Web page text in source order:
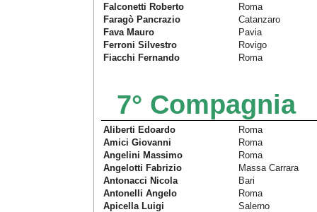
Falconetti Roberto
Roma
Faragò Pancrazio
Catanzaro
Fava Mauro
Pavia
Ferroni Silvestro
Rovigo
Fiacchi Fernando
Roma
7° Compagnia
Aliberti Edoardo
Roma
Amici Giovanni
Roma
Angelini Massimo
Roma
Angelotti Fabrizio
Massa Carrara
Antonacci Nicola
Bari
Antonelli Angelo
Roma
Apicella Luigi
Salerno